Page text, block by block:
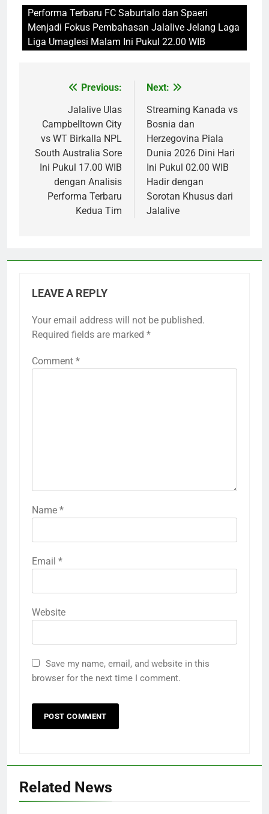
Performa Terbaru FC Saburtalo dan Spaeri
Menjadi Fokus Pembahasan Jalalive Jelang Laga
Liga Umaglesi Malam Ini Pukul 22.00 WIB
navigation
Previous:
Jalalive Ulas
Campbelltown City
vs WT Birkalla NPL
South Australia Sore
Ini Pukul 17.00 WIB
dengan Analisis
Performa Terbaru
Kedua Tim
Next:
Streaming Kanada vs
Bosnia dan
Herzegovina Piala
Dunia 2026 Dini Hari
Ini Pukul 02.00 WIB
Hadir dengan
Sorotan Khusus dari
Jalalive
LEAVE A REPLY
Your email address will not be published.
Required fields are marked *
Comment *
Name *
Email *
Website
Save my name, email, and website in this
browser for the next time I comment.
Related News